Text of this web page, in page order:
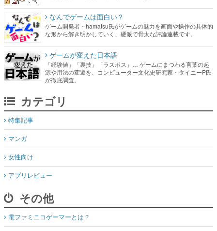
なんでゲームは面白い？
ゲーム開発者・hamatsu氏がゲームの魅力を画面や操作の具体的
な形から解き明かしていく、硬派で骨太な評論連載です。
ゲームが変えた日本語
「経験値」「裏技」「ラスボス」… ゲームにまつわる言葉の起
源や用法の変遷を、コンピューター文化史研究家・タイニーP氏
が徹底調査。
カテゴリ
特集記事
マンガ
女性向け
アプリレビュー
その他
電ファミニコゲーマーとは？